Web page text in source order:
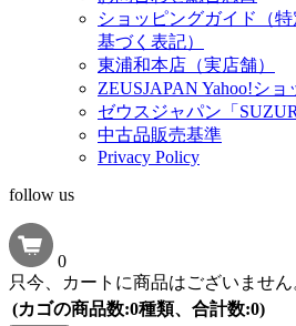
ショッピングガイド（
基づく表記）
東浦和本店（実店舗）
ZEUSJAPAN Yahoo!シ
ゼウスジャパン「
中古品販売基準
Privacy Policy
follow us
0
只今、カートに商品はございません
(カゴの商品数:0種類、合計数:0)